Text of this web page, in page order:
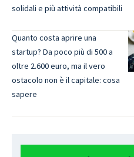
solidali e più attività compatibili
Quanto costa aprire una
startup? Da poco più di 500 a
oltre 2.600 euro, ma il vero
ostacolo non è il capitale: cosa
sapere